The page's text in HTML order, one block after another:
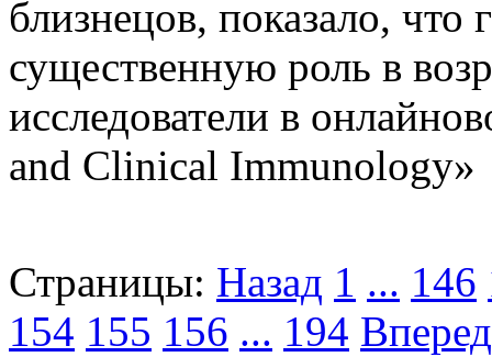
близнецов, показало, что
существенную роль в
исследователи в
and Clinical Immunology»
Страницы: Назад 1 ... 146
154 155 156 ... 194 Вперед